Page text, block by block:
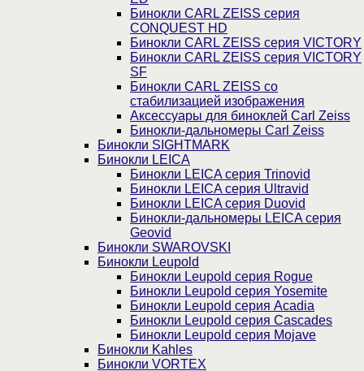
Бинокли CARL ZEISS серия
CONQUEST HD
Бинокли CARL ZEISS серия VICTORY
Бинокли CARL ZEISS серия VICTORY
SF
Бинокли CARL ZEISS со
стабилизацией изображения
Аксессуары для биноклей Carl Zeiss
Бинокли-дальномеры Carl Zeiss
Бинокли SIGHTMARK
Бинокли LEICA
Бинокли LEICA серия Trinovid
Бинокли LEICA серия Ultravid
Бинокли LEICA серия Duovid
Бинокли-дальномеры LEICA серия
Geovid
Бинокли SWAROVSKI
Бинокли Leupold
Бинокли Leupold серия Rogue
Бинокли Leupold серия Yosemite
Бинокли Leupold серия Acadia
Бинокли Leupold серия Cascades
Бинокли Leupold серия Mojave
Бинокли Kahles
Бинокли VORTEX